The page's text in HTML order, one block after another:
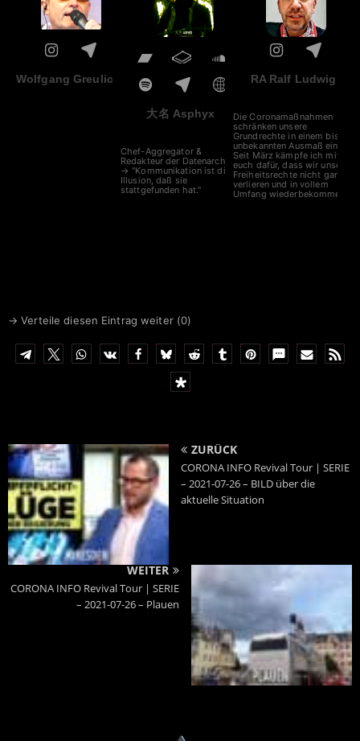
Wolfgang Greulich
大名 Asphyx
Chef-Aggregator &
Redakteur der Datenarche
→ "Kommunikation ist die
Illusion, daß sie
stattgefunden hat."
RA Ralf Ludwig
Die Coronamaßnahmen
schränken unsere
Grundrechte in einem bisher
unbekannten Ausmaß ein.
Seit März kämpfe ich mit
euch dafür, dass wir unsere
Freiheitsrechte nicht ganz
verlieren und in vollem
Umfang wiederbekommen..
→ Verteile diesen Eintrag weiter (0)
ZURÜCK
CORONA INFO Revival Tour | SERIE
– 2021-07-26 – BILD über die
aktuelle Situation
WEITER
CORONA INFO Revival Tour | SERIE
– 2021-07-26 – Plauen